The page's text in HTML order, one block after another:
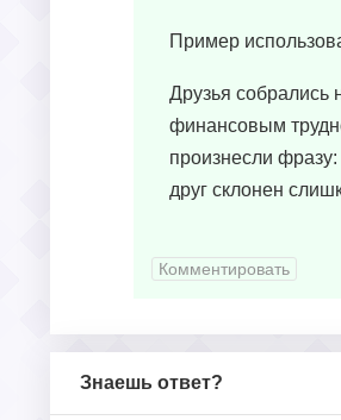
Пример
Друзья собрались
финансовым
произнесли фразу:
друг склонен
Комментировать
Знаешь ответ?